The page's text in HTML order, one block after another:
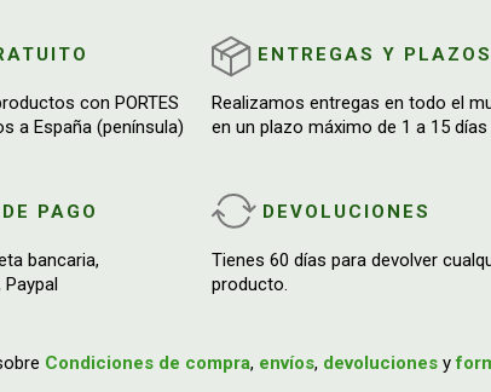
con PORTES
a España (península)
ENTREGAS Y PLAZOS
Realizamos entregas en todo el
en un plazo máximo de 1 a 15 días
PAGO
bancaria,
DEVOLUCIONES
Tienes 60 días para devolver
producto.
Condiciones de compra, envíos, devoluciones y